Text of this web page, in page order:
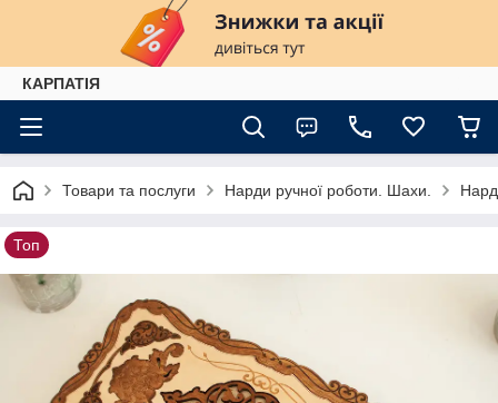
КАРПАТІЯ
Товари та послуги Нарди ручної роботи. Шахи.
Топ